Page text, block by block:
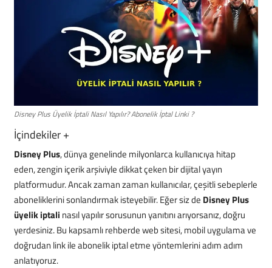
Teknoloji
Disney Plus Üyelik İptali Nasıl Yapılır? Abonelik İptal Linki ?
İçindekiler+
Disney Plus, dünya genelinde milyonlarca kullanıcıya hitap
eden, zengin içerik arşiviyle dikkat çeken bir dijital yayın
platformudur. Ancak zaman zaman kullanıcılar, çeşitli sebeplerle
aboneliklerini sonlandırmak isteyebilir. Eğer siz de Disney Plus
üyelik iptali nasıl yapılır sorusunun yanıtını arıyorsanız, doğru
yerdesiniz. Bu kapsamlı rehberde web sitesi, mobil uygulama ve
doğrudan link ile abonelik iptal etme yöntemlerini adım adım
anlatıyoruz.